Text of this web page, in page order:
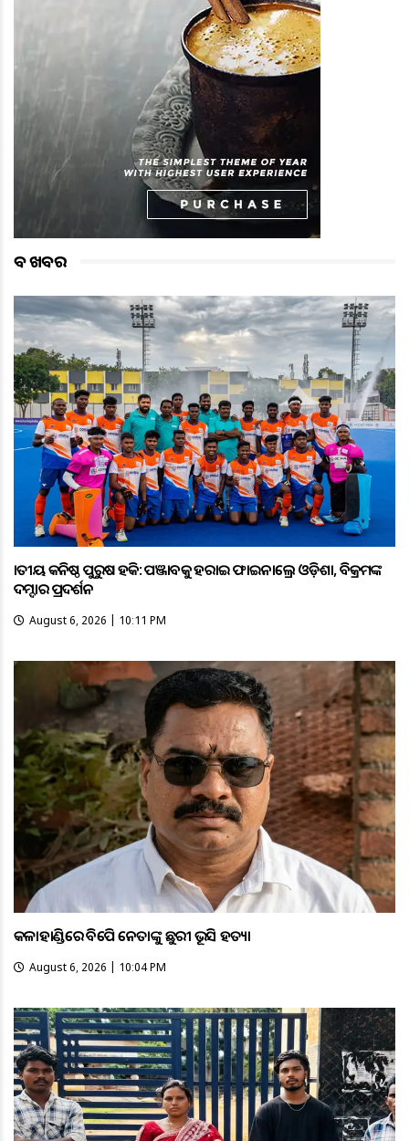
ବଡ ଖବର
ଜାତୀୟ କନିଷ୍ଠ ପୁରୁଷ ହକି: ପଞ୍ଜାବକୁ ହରାଇ ଫାଇନାଲ୍ରେ ଓଡ଼ିଶା, ବିକ୍ରମଙ୍କ
ଦମ୍ଦାର ପ୍ରଦର୍ଶନ
August 6, 2026 | 10:11 PM
କଳାହାଣ୍ଡିରେ ବିଜେପି ନେତାଙ୍କୁ ଛୁରୀ ଭୂସି ହତ୍ୟା
August 6, 2026 | 10:04 PM